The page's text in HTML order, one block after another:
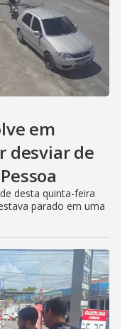
em
desviar de
desta quinta-feira
parado em uma